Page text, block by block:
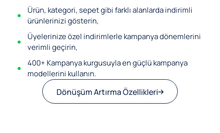
Ürün, kategori, sepet gibi farklı alanlarda indirimli
ürünlerinizi gösterin,
Üyelerinize özel indirimlerle kampanya dönemlerini
verimli geçirin,
400+ Kampanya kurgusuyla en güçlü kampanya
modellerini kullanın.
Dönüşüm Artırma Özellikleri